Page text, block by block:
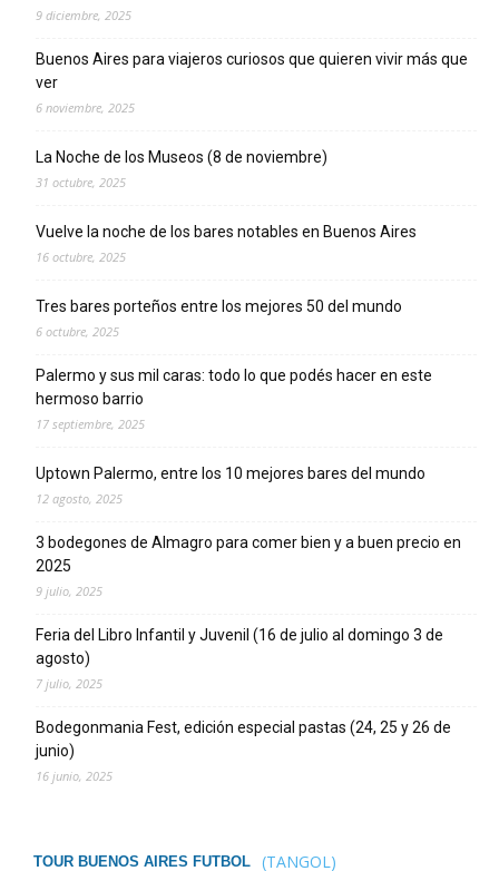
9 diciembre, 2025
Buenos Aires para viajeros curiosos que quieren vivir más que
ver
6 noviembre, 2025
La Noche de los Museos (8 de noviembre)
31 octubre, 2025
Vuelve la noche de los bares notables en Buenos Aires
16 octubre, 2025
Tres bares porteños entre los mejores 50 del mundo
6 octubre, 2025
Palermo y sus mil caras: todo lo que podés hacer en este
hermoso barrio
17 septiembre, 2025
Uptown Palermo, entre los 10 mejores bares del mundo
12 agosto, 2025
3 bodegones de Almagro para comer bien y a buen precio en
2025
9 julio, 2025
Feria del Libro Infantil y Juvenil (16 de julio al domingo 3 de
agosto)
7 julio, 2025
Bodegonmania Fest, edición especial pastas (24, 25 y 26 de
junio)
16 junio, 2025
TOUR BUENOS AIRES FUTBOL (TANGOL)